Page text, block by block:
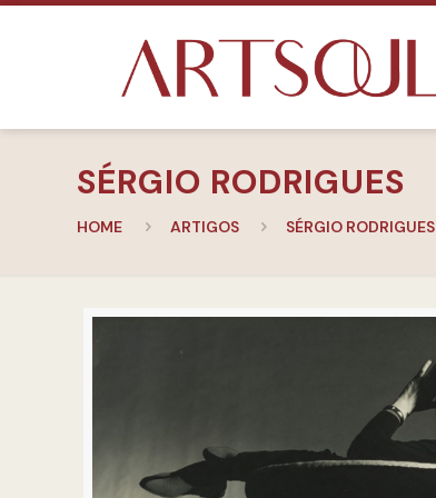
SÉRGIO RODRIGUES
HOME ARTIGOS SÉRGIO RODRIGUES